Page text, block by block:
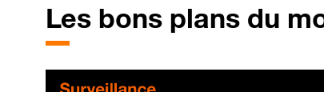
Les bons plans du